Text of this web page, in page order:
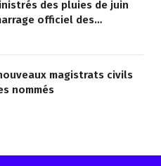
des pluies de juin
officiel des
magistrats civils
nommés